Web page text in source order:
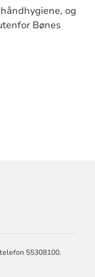
og
Bønes
55308100.